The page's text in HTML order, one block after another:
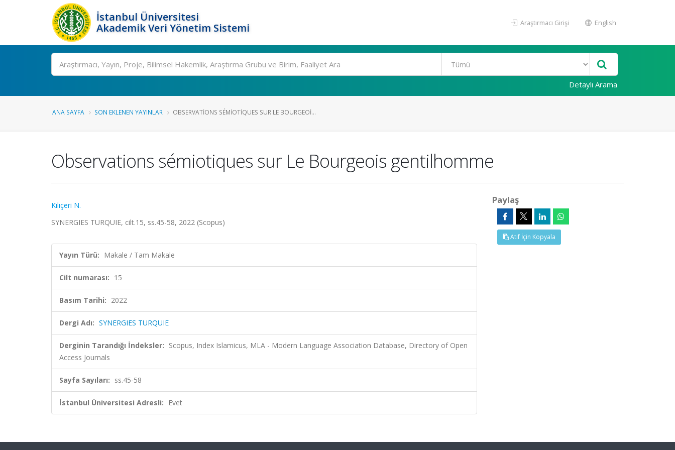
İstanbul Üniversitesi
Akademik Veri Yönetim Sistemi
Araştırmacı Girişi English
Ara
Detaylı Arama
ANA SAYFA SON EKLENEN YAYINLAR OBSERVATIONS SÉMIOTIQUES SUR LE BOURGEOI...
Observations sémiotiques sur Le Bourgeois gentilhomme
Kılıçeri N.
SYNERGIES TURQUIE, cilt.15, ss.45-58, 2022 (Scopus)
Yayın Türü: Makale / Tam Makale
Cilt numarası: 15
Basım Tarihi: 2022
Dergi Adı: SYNERGIES TURQUIE
Derginin Tarandığı İndeksler: Scopus, Index Islamicus, MLA - Modern Language Association Database, Directory of Open
Access Journals
Sayfa Sayıları: ss.45-58
İstanbul Üniversitesi Adresli: Evet
Paylaş
Atıf İçin Kopyala